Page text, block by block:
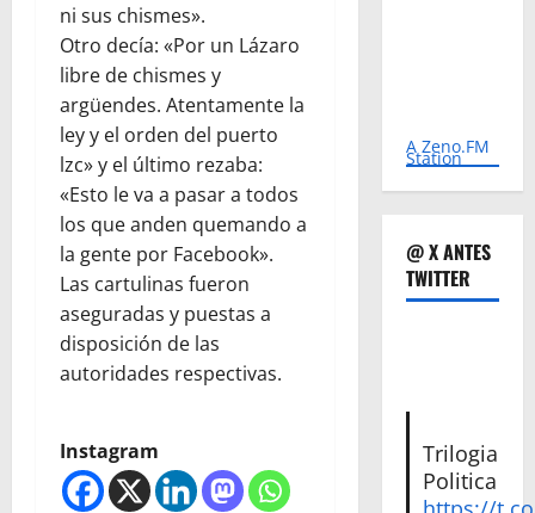
ni sus chismes».
Otro decía: «Por un Lázaro
libre de chismes y
argüendes. Atentamente la
ley y el orden del puerto
lzc» y el último rezaba:
«Esto le va a pasar a todos
los que anden quemando a
la gente por Facebook».
Las cartulinas fueron
aseguradas y puestas a
disposición de las
autoridades respectivas.
Instagram
A Zeno.FM
Station
@ X ANTES
TWITTER
Trilogia
Politica